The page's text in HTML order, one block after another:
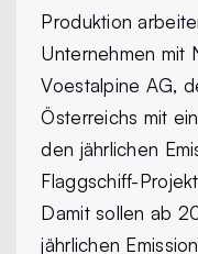
Produktion
Unternehmen mit
Voestalpine AG,
Österreichs mit
den jährlichen
Flaggschiff-
Damit sollen ab
jährlichen